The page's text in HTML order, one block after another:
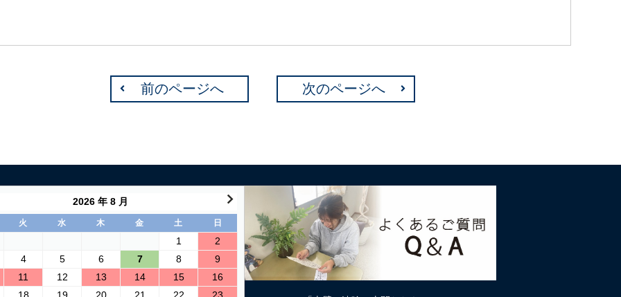
前のページへ 次のページへ
2026 年 8 月
火 水 木 金 土 日
1
2
4
5 6 7 8
9
11
12 13 14 15
16
18
19 20 21 22 23